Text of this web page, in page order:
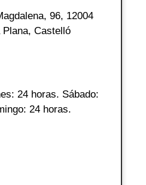
96, 12004
Castelló
24 horas. Sábado:
24 horas.